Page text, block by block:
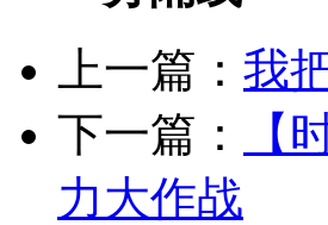
上一篇： 我
下一篇：
【
力大作战